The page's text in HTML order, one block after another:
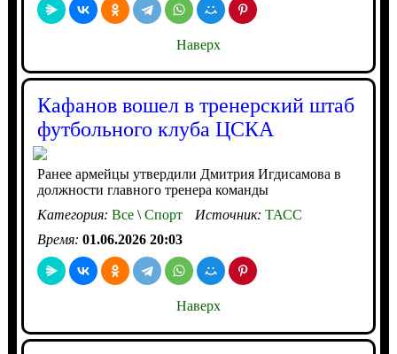
Наверх
Кафанов вошел в тренерский штаб
футбольного клуба ЦСКА
Ранее армейцы утвердили Дмитрия Игдисамова в
должности главного тренера команды
Категория: Все\Спорт Источник: ТАСС
Время: 01.06.2026 20:03
Наверх